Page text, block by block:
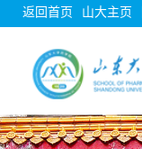
返回首页 山大主页